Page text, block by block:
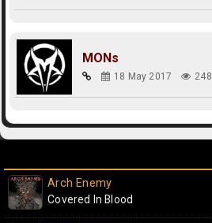
MONs
18 May 2017 248
Arch Enemy
Covered In Blood